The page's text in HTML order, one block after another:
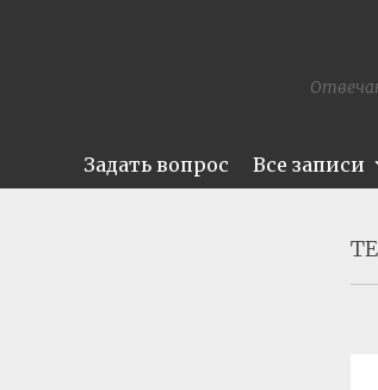
Задать вопрос Все записи